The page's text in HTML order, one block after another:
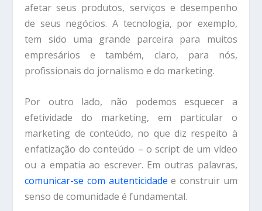
afetar seus produtos, serviços e desempenho
de seus negócios. A tecnologia, por exemplo,
tem sido uma grande parceira para muitos
empresários e também, claro, para nós,
profissionais do jornalismo e do marketing.
Por outro lado, não podemos esquecer a
efetividade do marketing, em particular o
marketing de conteúdo, no que diz respeito à
enfatização do conteúdo – o script de um vídeo
ou a empatia ao escrever. Em outras palavras,
comunicar-se com autenticidade e construir um
senso de comunidade é fundamental.